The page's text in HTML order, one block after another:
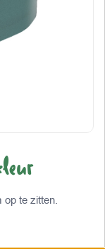
op te zitten.